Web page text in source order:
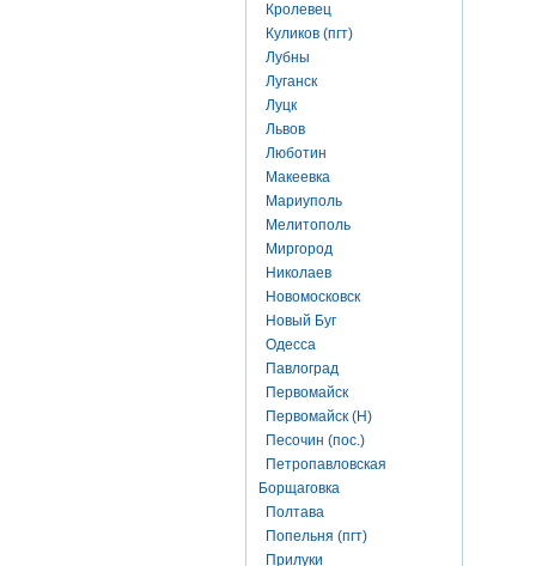
Кролевец
Куликов (пгт)
Лубны
Луганск
Луцк
Львов
Люботин
Макеевка
Мариуполь
Мелитополь
Миргород
Николаев
Новомосковск
Новый Буг
Одесса
Павлоград
Первомайск
Первомайск (Н)
Песочин (пос.)
Петропавловская
Борщаговка
Полтава
Попельня (пгт)
Прилуки